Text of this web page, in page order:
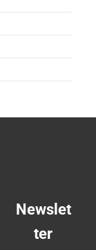
Newslet
ter